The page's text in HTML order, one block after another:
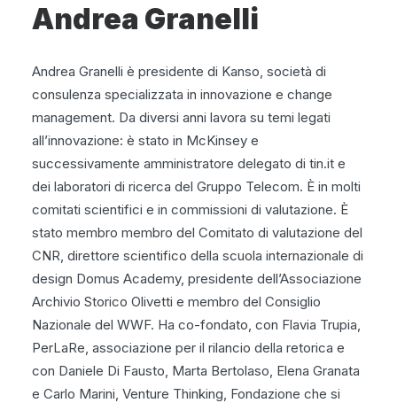
Andrea Granelli
Andrea Granelli è presidente di Kanso, società di
consulenza specializzata in innovazione e change
management. Da diversi anni lavora su temi legati
all’innovazione: è stato in McKinsey e
successivamente amministratore delegato di tin.it e
dei laboratori di ricerca del Gruppo Telecom. È in molti
comitati scientifici e in commissioni di valutazione. È
stato membro membro del Comitato di valutazione del
CNR, direttore scientifico della scuola internazionale di
design Domus Academy, presidente dell’Associazione
Archivio Storico Olivetti e membro del Consiglio
Nazionale del WWF. Ha co-fondato, con Flavia Trupia,
PerLaRe, associazione per il rilancio della retorica e
con Daniele Di Fausto, Marta Bertolaso, Elena Granata
e Carlo Marini, Venture Thinking, Fondazione che si